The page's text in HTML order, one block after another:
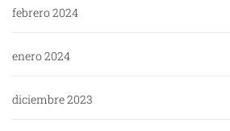
febrero 2024
enero 2024
diciembre 2023